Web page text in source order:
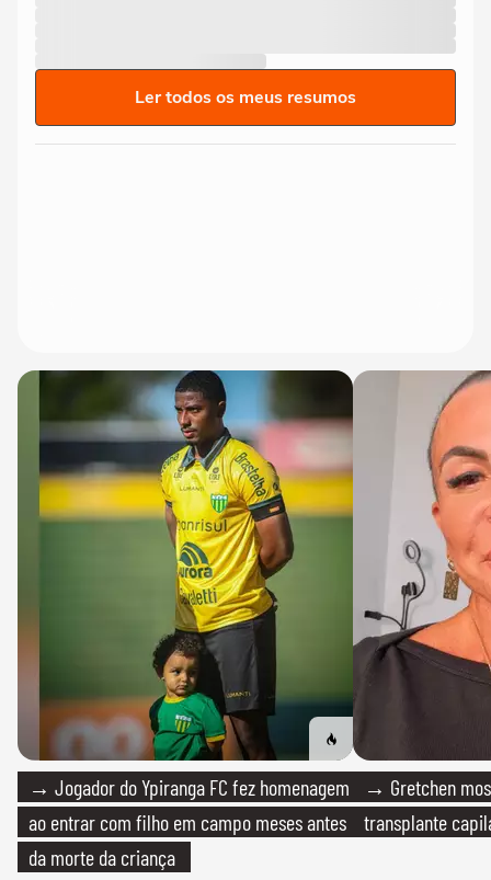
Ler todos os meus resumos
→ Jogador do Ypiranga FC fez homenagem
ao entrar com filho em campo meses antes
da morte da criança
→ Gretchen
transplante